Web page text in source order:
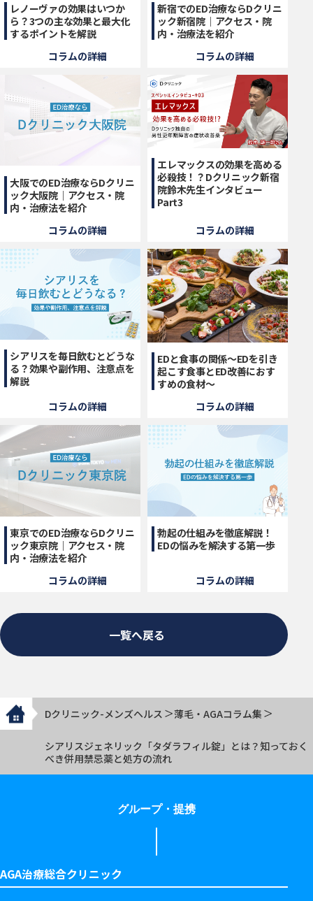
レノーヴァの効果はいつか
ら？3つの主な効果と最大化
するポイントを解説
コラムの詳細
新宿でのED治療ならDクリニ
ック新宿院｜アクセス・院
内・治療法を紹介
コラムの詳細
大阪でのED治療ならDクリニ
ック大阪院｜アクセス・院
内・治療法を紹介
コラムの詳細
エレマックスの効果を高める
必殺技！？Dクリニック新宿
院鈴木先生インタビュー
Part3
コラムの詳細
シアリスを毎日飲むとどうな
る？効果や副作用、注意点を
解説
コラムの詳細
EDと食事の関係〜EDを引き
起こす食事とED改善におす
すめの食材〜
コラムの詳細
東京でのED治療ならDクリニ
ック東京院｜アクセス・院
内・治療法を紹介
コラムの詳細
勃起の仕組みを徹底解説！
EDの悩みを解決する第一歩
コラムの詳細
一覧へ戻る
Dクリニック-メンズヘルス 薄毛・AGAコラム集
シアリスジェネリック「タダラフィル錠」とは？知っておく
べき併用禁忌薬と処方の流れ
グループ・提携
AGA治療総合クリニック